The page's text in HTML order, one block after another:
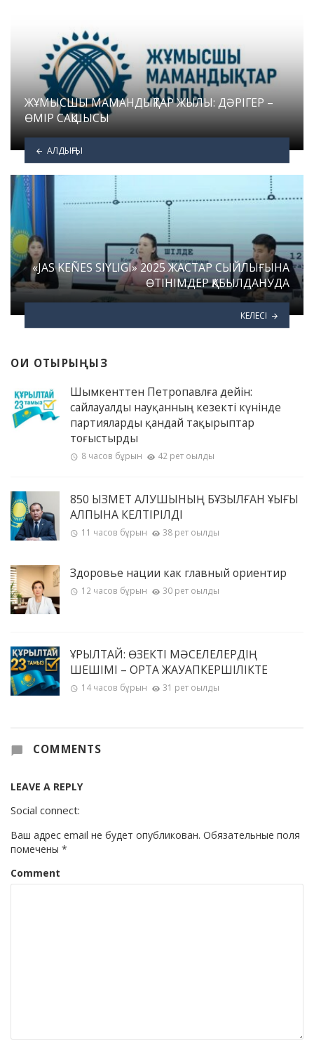
ЖҰМЫСШЫ МАМАНДЫҚТАР ЖЫЛЫ: ДӘРІГЕР –
ӨМІР САҚШЫСЫ
АЛДЫҢҒЫ
«JAS KEÑES SIYLIGI» 2025 ЖАСТАР СЫЙЛЫҒЫНА
ӨТІНІМДЕР ҚАБЫЛДАНУДА
КЕЛЕСІ
ОҚИ ОТЫРЫҢЫЗ
Шымкенттен Петропавлға дейін:
сайлауалды науқанның кезекті күнінде
партияларды қандай тақырыптар
тоғыстырды
8 часов бұрын 42 рет оқылды
850 ҚЫЗМЕТ АЛУШЫНЫҢ БҰЗЫЛҒАН ҚҰҚЫҒЫ
ҚАЛПЫНА КЕЛТІРІЛДІ
11 часов бұрын 38 рет оқылды
Здоровье нации как главный ориентир
12 часов бұрын 30 рет оқылды
ҚҰРЫЛТАЙ: ӨЗЕКТІ МӘСЕЛЕЛЕРДІҢ
ШЕШІМІ – ОРТАҚ ЖАУАПКЕРШІЛІКТЕ
14 часов бұрын 31 рет оқылды
COMMENTS
LEAVE A REPLY
Social connect:
Ваш адрес email не будет опубликован. Обязательные поля
помечены *
Comment